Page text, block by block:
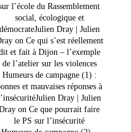
l’école du Rassemblement
social, écologique et
démocrateJulien Dray | Julien
on Ce qui s’est réellement
et fait à Dijon – l’exemple
de l’atelier sur les violences
Humeurs de campagne (1) :
et mauvaises réponses à
Dray | Julien
on Ce que pourrait faire
le PS sur l’insécurité